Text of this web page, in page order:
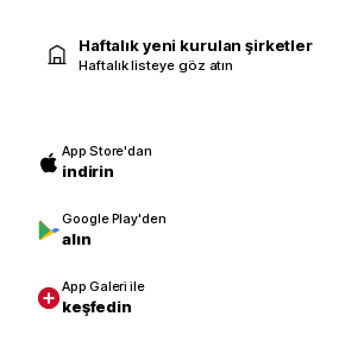
Haftalık yeni kurulan şirketler
Haftalık listeye göz atın
App Store'dan
indirin
Google Play'den
alın
App Galeri ile
keşfedin